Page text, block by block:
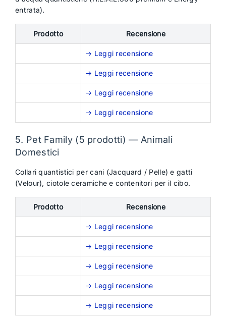
entrata).
Prodotto Recensione
→ Leggi recensione
→ Leggi recensione
→ Leggi recensione
→ Leggi recensione
5. Pet Family (5 prodotti) — Animali
Domestici
Collari quantistici per cani (Jacquard / Pelle) e gatti
(Velour), ciotole ceramiche e contenitori per il cibo.
Prodotto Recensione
→ Leggi recensione
→ Leggi recensione
→ Leggi recensione
→ Leggi recensione
→ Leggi recensione